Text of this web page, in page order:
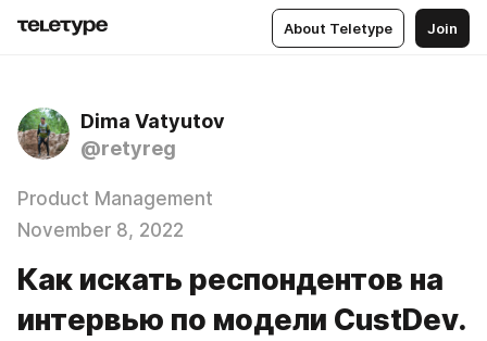
About Teletype Join
Dima Vatyutov
@retyreg
Product Management
November 8, 2022
Как искать респондентов на
интервью по модели CustDev.